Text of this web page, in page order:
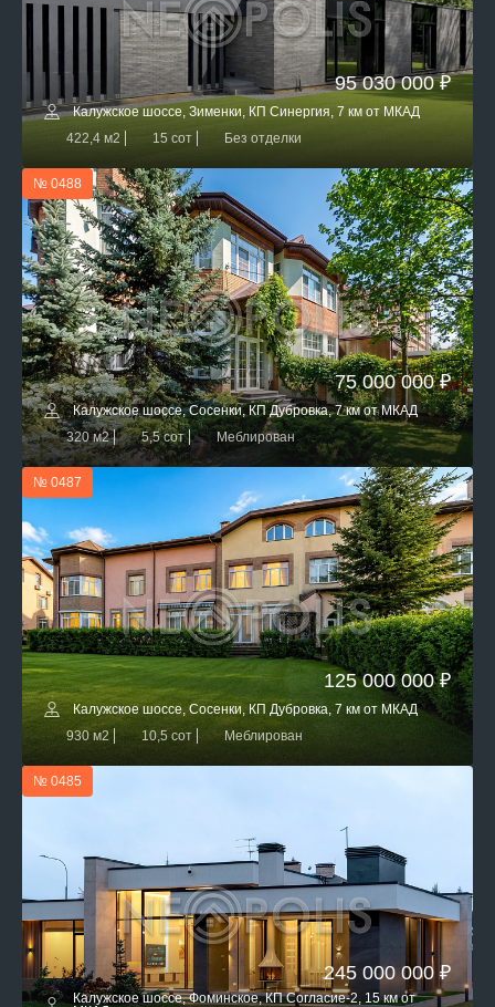
95 030 000 ₽
Калужское шоссе, Зименки, КП Синергия, 7 км от МКАД
422,4 м2
15 сот Без отделки
№ 0488
75 000 000 ₽
Калужское шоссе, Сосенки, КП Дубровка, 7 км от МКАД
320 м2
5,5 сот Меблирован
№ 0487
125 000 000 ₽
Калужское шоссе, Сосенки, КП Дубровка, 7 км от МКАД
930 м2
10,5 сот Меблирован
№ 0485
245 000 000 ₽
Калужское шоссе, Фоминское, КП Согласие-2, 15 км от